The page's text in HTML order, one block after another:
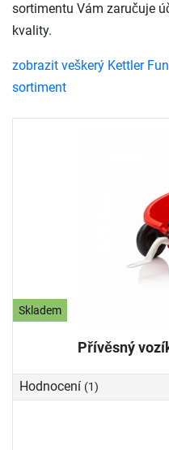
Skladem
Přívěsný
Hodnocení (1)
sortimentu Vám zaručuje
kvality.
zobrazit veškerý Kettler
sortiment